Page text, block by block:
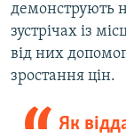
демонструють
зустрічах із
від них
зростання цін.
Як